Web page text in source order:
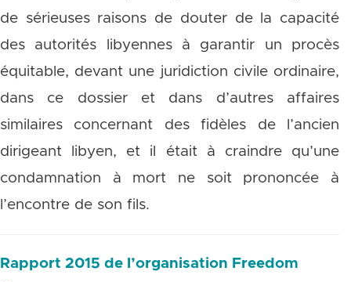
de sérieuses raisons de douter de la capacité
des autorités libyennes à garantir un procès
équitable, devant une juridiction civile ordinaire,
dans ce dossier et dans d’autres affaires
similaires concernant des fidèles de l’ancien
dirigeant libyen, et il était à craindre qu’une
condamnation à mort ne soit prononcée à
l’encontre de son fils.
Rapport 2015 de l’organisation Freedom